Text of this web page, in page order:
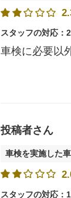
スタッフの対応：2
車検に必要以
投稿者さん
車検を実施した
スタッフの対応：1